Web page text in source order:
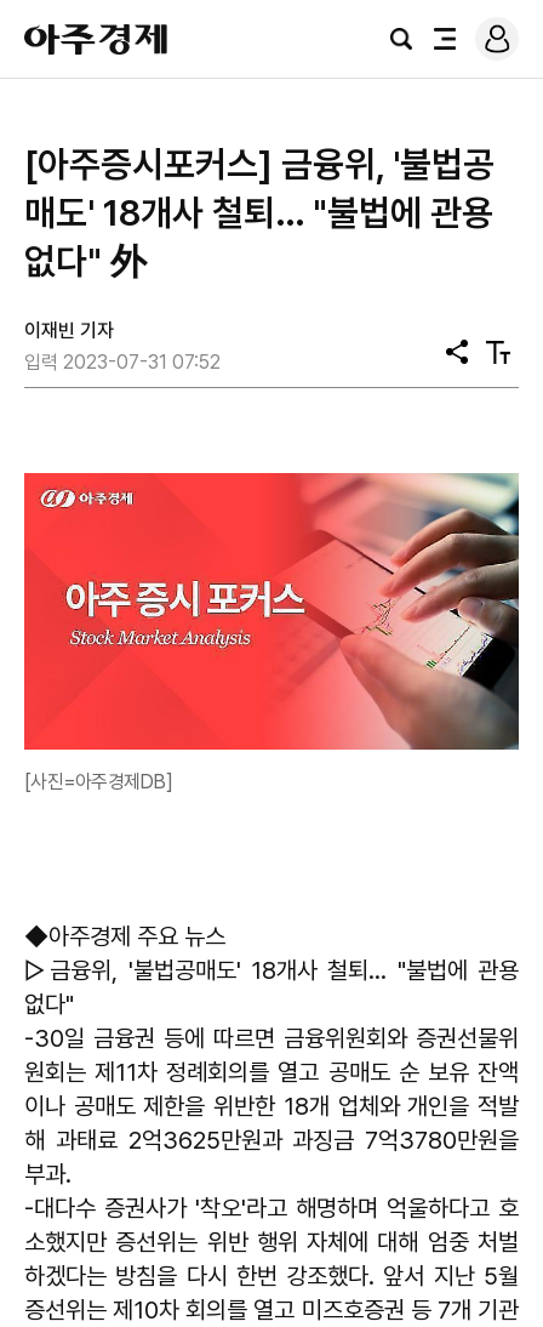
아
주
경
검
전
로
그
[아주증시포커스] 금융위, '불법공
매도' 18개사 철퇴… "불법에 관용
없다" 外
이재빈 기자
입력 2023-07-31 07:52
공
유
텍
스
[사진=아주경제DB]
◆아주경제 주요 뉴스
▷금융위, '불법공매도' 18개사 철퇴… "불법에 관용
없다"
-30일 금융권 등에 따르면 금융위원회와 증권선물위
원회는 제11차 정례회의를 열고 공매도 순 보유 잔액
이나 공매도 제한을 위반한 18개 업체와 개인을 적발
해 과태료 2억3625만원과 과징금 7억3780만원을
부과.
-대다수 증권사가 '착오'라고 해명하며 억울하다고 호
소했지만 증선위는 위반 행위 자체에 대해 엄중 처벌
하겠다는 방침을 다시 한번 강조했다. 앞서 지난 5월
증선위는 제10차 회의를 열고 미즈호증권 등 7개 기관